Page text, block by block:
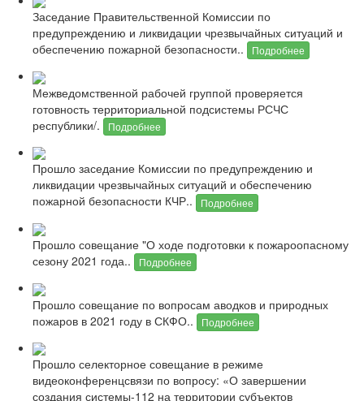
Заседание Правительственной Комиссии по
предупреждению и ликвидации чрезвычайных ситуаций и
обеспечению пожарной безопасности..
Подробнее
Межведомственной рабочей группой проверяется
готовность территориальной подсистемы РСЧС
республики/.
Подробнее
Прошло заседание Комиссии по предупреждению и
ликвидации чрезвычайных ситуаций и обеспечению
пожарной безопасности КЧР..
Подробнее
Прошло совещание "О ходе подготовки к пожароопасному
сезону 2021 года..
Подробнее
Прошло совещание по вопросам аводков и природных
пожаров в 2021 году в СКФО..
Подробнее
Прошло селекторное совещание в режиме
видеоконференцсвязи по вопросу: «О завершении
создания системы-112 на территории субъектов